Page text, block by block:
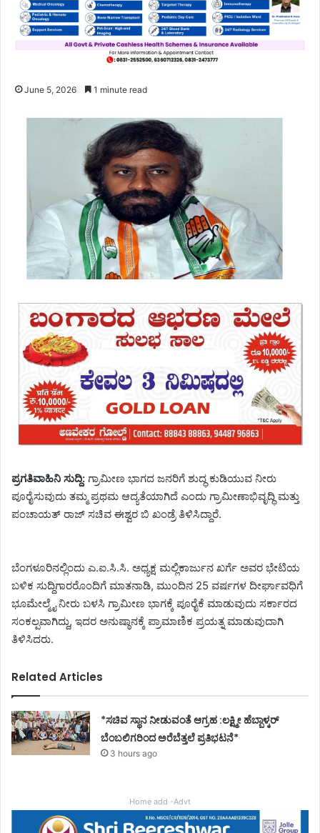
June 5, 2026 1 minute read
ಪ್ರಗತಿವಾಹಿನಿ ಸುದ್ದಿ: ಗ್ರಾಮೀಣ ಭಾಗದ ಜನರಿಗೆ ಶುದ್ಧ ಕುಡಿಯುವ ನೀರು
ಪೂರೈಸುವುದು ತಮ್ಮ ಪ್ರಥಮ ಆದ್ಯತೆಯಾಗಿದೆ ಎಂದು ಗ್ರಾಮೀಣಾಭಿವೃದ್ಧಿ ಮತ್ತು
ಪಂಚಾಯತ್ ರಾಜ್ ಸಚಿವ ಈಶ್ವರ ಬಿ ಖಂಡ್ರೆ ತಿಳಿಸಿದ್ದಾರೆ.
ಬೆಂಗಳೂರಿನಲ್ಲಿಂದು ಎ.ಐ.ಸಿ.ಸಿ. ಅಧ್ಯಕ್ಷ ಮಲ್ಲಿಕಾರ್ಜುನ ಖರ್ಗೆ ಅವರ ಭೇಟಿಯ
ಬಳಿಕ ಸುದ್ದಿಗಾರರೊಂದಿಗೆ ಮಾತನಾಡಿ, ಮುಂದಿನ 25 ವರ್ಷಗಳ ದೀರ್ಘಾವಧಿಗೆ
ಭೂಮೇಲ್ಮೈ ನೀರು ಬಳಸಿ ಗ್ರಾಮೀಣ ಭಾಗಕ್ಕೆ ಪೂರೈಕೆ ಮಾಡುವುದು ಸರ್ಕಾರದ
ಸಂಕಲ್ಪವಾಗಿದ್ದು, ಇದರ ಅನುಷ್ಠಾನಕ್ಕೆ ಪ್ರಾಮಾಣಿಕ ಪ್ರಯತ್ನ ಮಾಡುವುದಾಗಿ
ತಿಳಿಸಿದರು.
Related Articles
*ಸಚಿವ ಸ್ಥಾನ ನೀಡುವಂತೆ ಆಗ್ರಹ :ಲಕ್ಷ್ಮೀ ಹೆಬ್ಬಾಳ್ಕರ್
ಬೆಂಬಲಿಗರಿಂದ ಅರೆಬೆತ್ತಲೆ ಪ್ರತಿಭಟನೆ*
3 hours ago
Home add -Advt